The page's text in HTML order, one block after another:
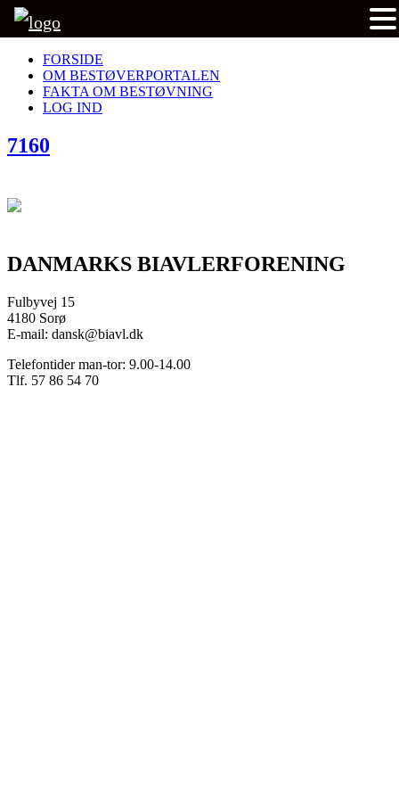
FORSIDE
OM BESTØVERPORTALEN
FAKTA OM BESTØVNING
LOG IND
7160
DANMARKS BIAVLERFORENING
Fulbyvej 15
4180 Sorø
E-mail: dansk@biavl.dk
Telefontider man-tor: 9.00-14.00
Tlf. 57 86 54 70